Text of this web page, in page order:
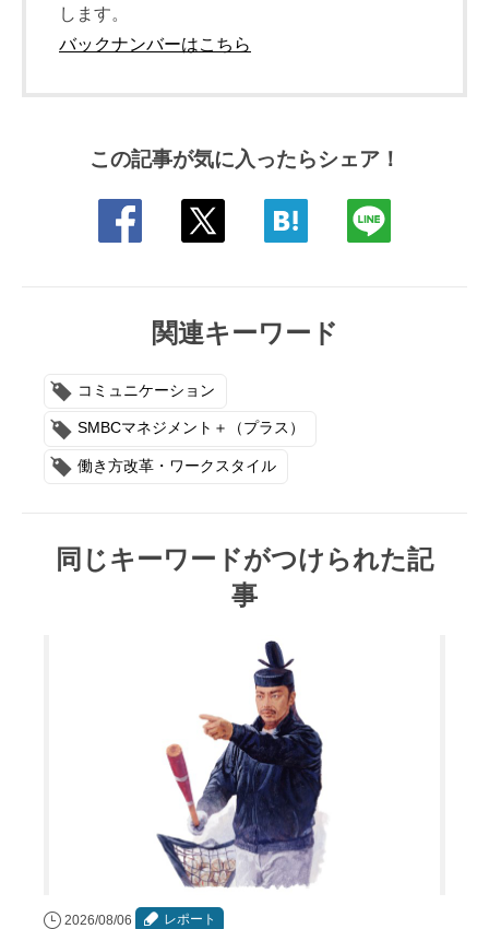
します。
バックナンバーはこちら
この記事が気に入ったらシェア！
関連キーワード
コミュニケーション
SMBCマネジメント＋（プラス）
働き方改革・ワークスタイル
同じキーワードがつけられた記
事
2026/08/06 レポート